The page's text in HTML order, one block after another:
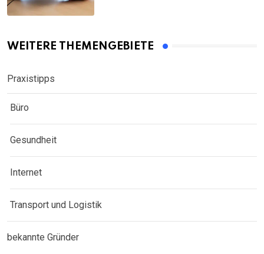
WEITERE THEMENGEBIETE
Praxistipps
Büro
Gesundheit
Internet
Transport und Logistik
bekannte Gründer